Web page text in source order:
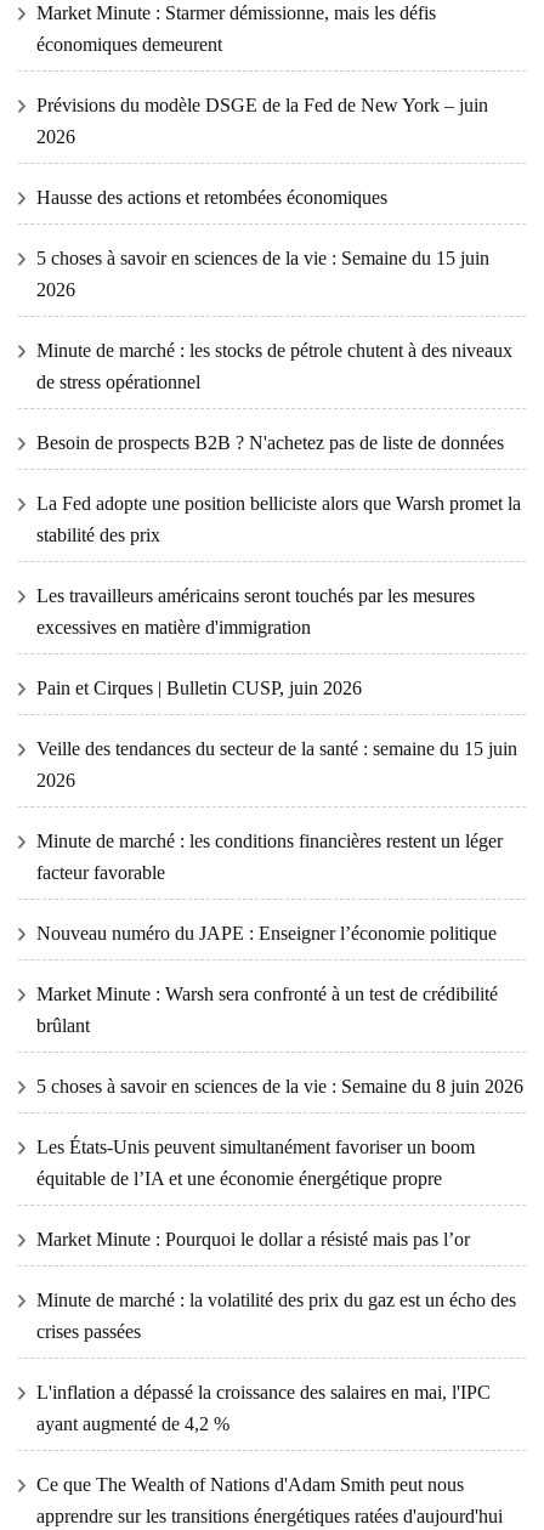
Market Minute : Starmer démissionne, mais les défis
économiques demeurent
Prévisions du modèle DSGE de la Fed de New York – juin
2026
Hausse des actions et retombées économiques
5 choses à savoir en sciences de la vie : Semaine du 15 juin
2026
Minute de marché : les stocks de pétrole chutent à des niveaux
de stress opérationnel
Besoin de prospects B2B ? N'achetez pas de liste de données
La Fed adopte une position belliciste alors que Warsh promet la
stabilité des prix
Les travailleurs américains seront touchés par les mesures
excessives en matière d'immigration
Pain et Cirques | Bulletin CUSP, juin 2026
Veille des tendances du secteur de la santé : semaine du 15 juin
2026
Minute de marché : les conditions financières restent un léger
facteur favorable
Nouveau numéro du JAPE : Enseigner l’économie politique
Market Minute : Warsh sera confronté à un test de crédibilité
brûlant
5 choses à savoir en sciences de la vie : Semaine du 8 juin 2026
Les États-Unis peuvent simultanément favoriser un boom
équitable de l’IA et une économie énergétique propre
Market Minute : Pourquoi le dollar a résisté mais pas l’or
Minute de marché : la volatilité des prix du gaz est un écho des
crises passées
L'inflation a dépassé la croissance des salaires en mai, l'IPC
ayant augmenté de 4,2 %
Ce que The Wealth of Nations d'Adam Smith peut nous
apprendre sur les transitions énergétiques ratées d'aujourd'hui